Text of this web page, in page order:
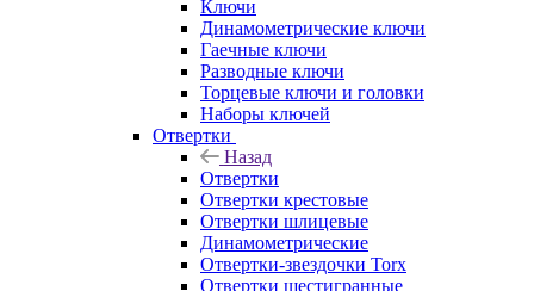
Ключи
Динамометрические ключи
Гаечные ключи
Разводные ключи
Торцевые ключи и головки
Наборы ключей
Отвертки
Назад
Отвертки
Отвертки крестовые
Отвертки шлицевые
Динамометрические
Отвертки-звездочки Torx
Отвертки шестигранные